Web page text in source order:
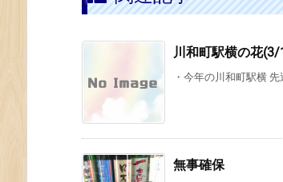
川和町駅横の花(3/
・今年の川和町駅横
無事確保